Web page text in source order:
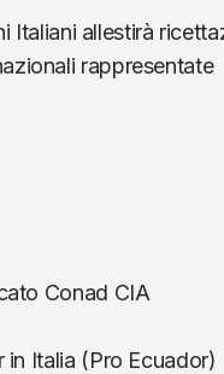
Italiani allestirà
rappresentate
Conad CIA
in Italia (Pro Ecuador)